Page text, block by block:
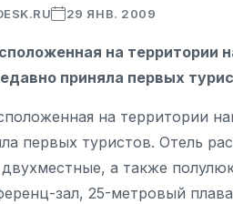
29 ЯНВ. 2009
на территории
приняла первых
на территории
первых туристов. Отель
а также
зал, 25-метровый